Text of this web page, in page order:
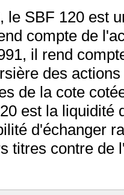
le SBF 120 est
compte de
il rend
des
de la cote
est la liquidité
d'échanger
titres contre de